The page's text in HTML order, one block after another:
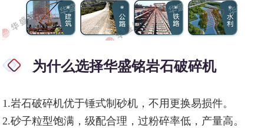
为什么选择华盛铭岩石破碎机
1.岩石破碎机优于锤式制砂机，不用更换易损件。
2.砂子粒型饱满，级配合理，过粉碎率低，产量高。